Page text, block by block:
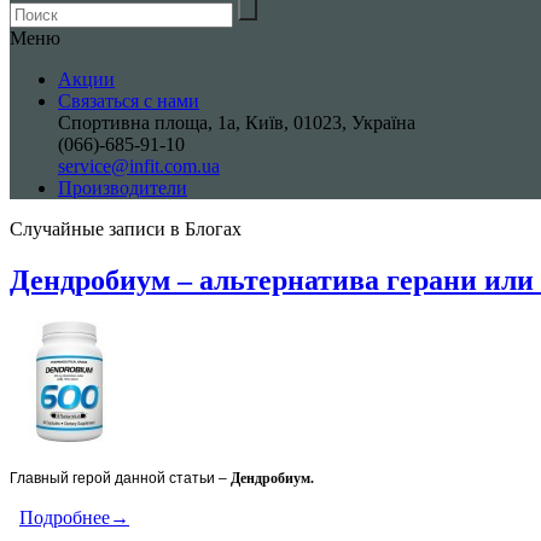
Меню
Акции
Связаться с нами
Спортивна площа, 1a, Київ, 01023, Україна
(066)-685-91-10
service@infit.com.ua
Производители
Случайные записи в Блогах
Дендробиум – альтернатива герани
Главный герой данной статьи – Дендробиум.
Подробнее→